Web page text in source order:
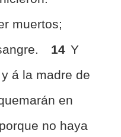
muertos;
14 Y
á la madre de
en
no haya